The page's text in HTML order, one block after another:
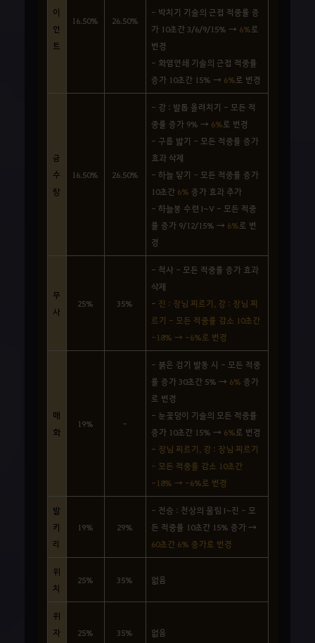
이
언
트
16.50% 26.50%
- 박치기 기술의 근접 적중률 증
가 10초간 3/6/9/15% → 6%로
변경
- 화염연쇄 기술의 근접 적중률
증가 10초간 15% → 6%로 변경
금
수
랑
16.50% 26.50%
- 강 : 발톱 올려치기 - 모든 적
중률 증가 9% → 6%로 변경
- 구름 밟기 - 모든 적중률 증가
효과 삭제
- 하늘 닿기 - 모든 적중률 증가
10초간 6% 증가 효과 추가
- 하늘봉 수련 I~V - 모든 적중
률 증가 9/12/15% → 6%로 변
경
무
사
25% 35%
- 척사 - 모든 적중률 증가 효과
삭제
- 진 : 장님 찌르기, 강 : 장님 찌
르기 - 모든 적중률 감소 10초간
-18% → -6%로 변경
매
화
19% -
- 붉은 검기 발동 시 - 모든 적중
률 증가 30초간 5% → 6% 증가
로 변경
- 눈꽃덩이 기술의 모든 적중률
증가 10초간 15% → 6%로 변경
- 장님 찌르기, 강 : 장님 찌르기
- 모든 적중률 감소 10초간
-18% → -6%로 변경
발
키
리
19% 29%
- 전승 : 천상의 울림 I~진 - 모
든 적중률 10초간 15% 증가 →
60초간 6% 증가로 변경
위
치
25% 35% 없음
위
자
25% 35% 없음